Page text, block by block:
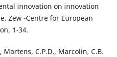
innovation on innovation
Zew -Centre for European
1-34.
Martens, C.P.D., Marcolin, C.B.